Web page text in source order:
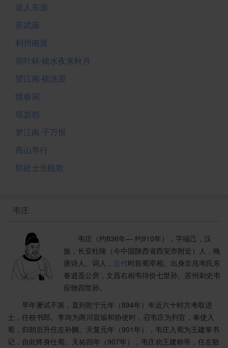
送人东游
苏武庙
利州南渡
荷叶杯·镜水夜来秋月
望江南·梳洗罢
惜春词
瑶瑟怨
梦江南·千万恨
商山早行
郭处士击瓯歌
韦庄
韦庄（约836年— 约910年），字端己，汉
族，长安杜陵（今中国陕西省西安市附近）人，晚
唐诗人、词人， 五代时前蜀宰相。出身京兆韦氏东
眷逍遥公房，文昌右相韦待价七世孙、苏州刺史韦
应物四世孙。
早年屡试不第，直到乾宁元年（894年）年近六十时方考取进
士，任校书郎。李询为两川宣瑜和协使时，召韦庄为判官，奉使入
蜀，归朝后升任左补阙。天复元年（901年），韦庄入蜀为王建掌书
记，自此终身仕蜀。天祐四年（907年），韦庄劝王建称帝，任左散